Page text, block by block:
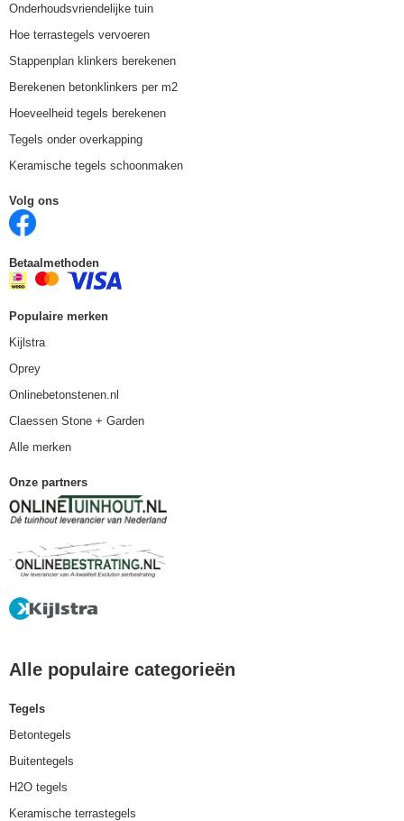
Onderhoudsvriendelijke tuin
Hoe terrastegels vervoeren
Stappenplan klinkers berekenen
Berekenen betonklinkers per m2
Hoeveelheid tegels berekenen
Tegels onder overkapping
Keramische tegels schoonmaken
Volg ons
Betaalmethoden
Populaire merken
Kijlstra
Oprey
Onlinebetonstenen.nl
Claessen Stone + Garden
Alle merken
Onze partners
Alle populaire categorieën
Tegels
Betontegels
Buitentegels
H2O tegels
Keramische terrastegels